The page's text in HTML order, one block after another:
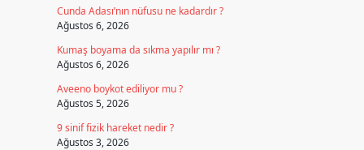
Cunda Adası’nın nüfusu ne kadardır ?
Ağustos 6, 2026
Kumaş boyama da sıkma yapılır mı ?
Ağustos 6, 2026
Aveeno boykot ediliyor mu ?
Ağustos 5, 2026
9 sinif fizik hareket nedir ?
Ağustos 3, 2026